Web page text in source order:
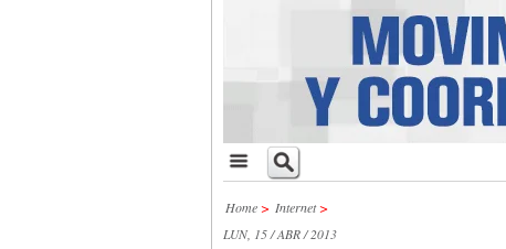
Home> Internet>
LUN, 15 / ABR / 2013